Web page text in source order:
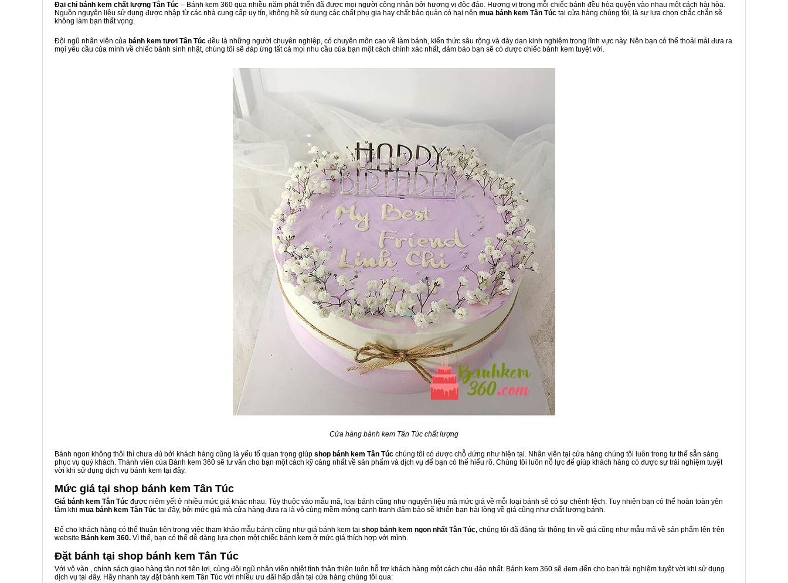
Đại chỉ bánh kem chất lượng Tân Túc – Bánh kem 360 qua nhiều năm phát triển đã được mọi người công nhận bởi hương vị độc đáo. Hương vị trong mỗi chiếc bánh đều hòa quyện vào nhau một cách hài hòa.
Nguồn nguyên liệu sử dụng được nhập từ các nhà cung cấp uy tín, không hề sử dụng các chất phụ gia hay chất bảo quản có hại nên mua bánh kem Tân Túc tại cửa hàng chúng tôi, là sự lựa chọn chắc chắn sẽ
không làm bạn thất vọng.
Đội ngũ nhân viên của bánh kem tươi Tân Túc đều là những người chuyên nghiệp, có chuyên môn cao về làm bánh, kiến thức sâu rộng và dày dạn kinh nghiệm trong lĩnh vực này. Nên bạn có thể thoải mái đưa ra
mọi yêu cầu của mình về chiếc bánh sinh nhật, chúng tôi sẽ đáp ứng tất cả mọi nhu cầu của bạn một cách chính xác nhất, đảm bảo bạn sẽ có được chiếc bánh kem tuyệt vời.
Cửa hàng bánh kem Tân Túc chất lượng
Bánh ngon không thôi thì chưa đủ bởi khách hàng cũng là yếu tố quan trọng giúp shop bánh kem Tân Túc chúng tôi có được chỗ đứng như hiện tại. Nhân viên tại cửa hàng chúng tôi luôn trong tư thế sẵn sàng
phục vụ quý khách. Thành viên của Bánh kem 360 sẽ tư vấn cho bạn một cách kỹ càng nhất về sản phẩm và dịch vụ để bạn có thể hiểu rõ. Chúng tôi luôn nỗ lực để giúp khách hàng có được sự trải nghiệm tuyệt
vời khi sử dụng dịch vụ bánh kem tại đây.
Mức giá tại shop bánh kem Tân Túc
Giá bánh kem Tân Túc được niêm yết ở nhiều mức giá khác nhau. Tùy thuộc vào mẫu mã, loại bánh cũng như nguyên liệu mà mức giá về mỗi loại bánh sẽ có sự chênh lệch. Tuy nhiên bạn có thể hoàn toàn yên
tâm khi mua bánh kem Tân Túc tại đây, bởi mức giá mà cửa hàng đưa ra là vô cùng mềm mỏng cạnh tranh đảm bảo sẽ khiến bạn hài lòng về giá cũng như chất lượng bánh.
Để cho khách hàng có thể thuận tiện trong việc tham khảo mẫu bánh cũng như giá bánh kem tại shop bánh kem ngon nhất Tân Túc, chúng tôi đã đăng tải thông tin về giá cũng như mẫu mã về sản phẩm lên trên
website Bánh kem 360. Vì thế, bạn có thể dễ dàng lựa chọn một chiếc bánh kem ở mức giá thích hợp với mình.
Đặt bánh tại shop bánh kem Tân Túc
Với vô vàn , chính sách giao hàng tận nơi tiện lợi, cùng đội ngũ nhân viên nhiệt tình thân thiện luôn hỗ trợ khách hàng một cách chu đáo nhất. Bánh kem 360 sẽ đem đến cho bạn trải nghiệm tuyệt vời khi sử dụng
dịch vụ tại đây. Hãy nhanh tay đặt bánh kem Tân Túc với nhiều ưu đãi hấp dẫn tại cửa hàng chúng tôi qua: